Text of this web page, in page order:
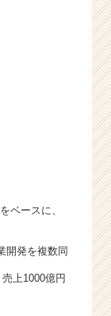
ベースに、
開発を複数同
上1000億円